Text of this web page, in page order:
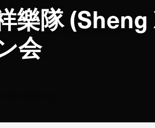
樂隊
会